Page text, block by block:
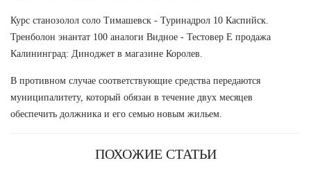
Курс станозолол соло Тимашевск - Туринадрол 10 Каспийск.
Тренболон энантат 100 аналоги Видное - Тестовер Е продажа
Калининград: Диноджет в магазине Королев.
В противном случае соответствующие средства передаются
муниципалитету, который обязан в течение двух месяцев
обеспечить должника и его семью новым жильем.
ПОХОЖИЕ СТАТЬИ